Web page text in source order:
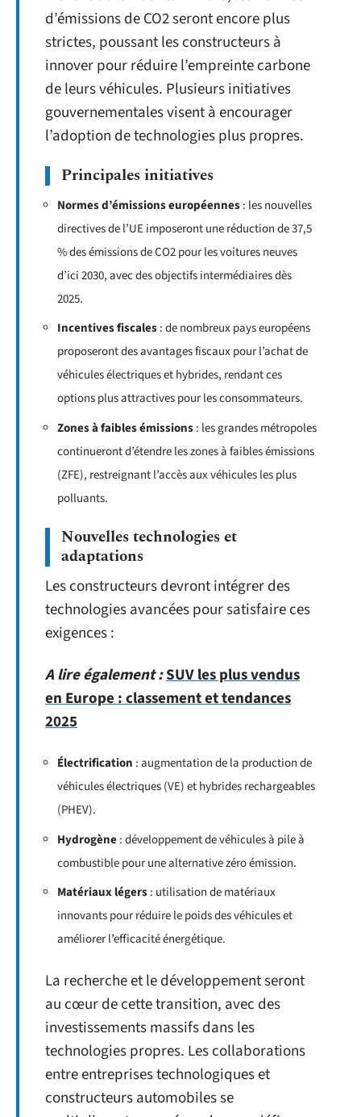
d’émissions de CO2 seront encore plus
strictes, poussant les constructeurs à
innover pour réduire l’empreinte carbone
de leurs véhicules. Plusieurs initiatives
gouvernementales visent à encourager
l’adoption de technologies plus propres.
Principales initiatives
Normes d’émissions européennes: les nouvelles
directives de l’UE imposeront une réduction de 37,5
% des émissions de CO2 pour les voitures neuves
d’ici 2030, avec des objectifs intermédiaires dès
2025.
Incentives fiscales: de nombreux pays européens
proposeront des avantages fiscaux pour l’achat de
véhicules électriques et hybrides, rendant ces
options plus attractives pour les consommateurs.
Zones à faibles émissions: les grandes métropoles
continueront d’étendre les zones à faibles émissions
(ZFE), restreignant l’accès aux véhicules les plus
polluants.
Nouvelles technologies et
adaptations
Les constructeurs devront intégrer des
technologies avancées pour satisfaire ces
exigences :
A lire également :SUV les plus vendus
en Europe : classement et tendances
2025
Électrification : augmentation de la production de
véhicules électriques (VE) et hybrides rechargeables
(PHEV).
Hydrogène: développement de véhicules à pile à
combustible pour une alternative zéro émission.
Matériaux légers: utilisation de matériaux
innovants pour réduire le poids des véhicules et
améliorer l’efficacité énergétique.
La recherche et le développement seront
au cœur de cette transition, avec des
investissements massifs dans les
technologies propres. Les collaborations
entre entreprises technologiques et
constructeurs automobiles se